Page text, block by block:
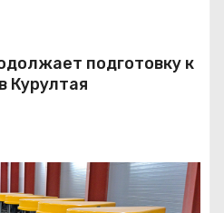
подготовку к
Курултая